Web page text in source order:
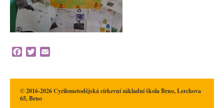
Facebook
Twitter
© 2016-2026 Cyrilometodějská církevní základní škola Brno, Lerchova
65, Brno